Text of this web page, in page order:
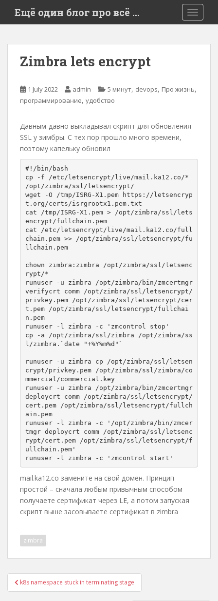
i
Ещё один блог про всё …
Zimbra lets encrypt
1 July 2022 admin 5 минут, devops, Про жизнь,
программирование, удобство
Давным-давно выкладывал скрипт для обновления
SSL у зимбры. С тех пор прошло много времени,
поэтому капельку обновил
#!/bin/bash
cp -f /etc/letsencrypt/live/mail.ka12.co/*
/opt/zimbra/ssl/letsencrypt/
wget -O /tmp/ISRG-X1.pem https://letsencryp
t.org/certs/isrgrootx1.pem.txt
cat /tmp/ISRG-X1.pem > /opt/zimbra/ssl/lets
encrypt/fullchain.pem
cat /etc/letsencrypt/live/mail.ka12.co/full
chain.pem >> /opt/zimbra/ssl/letsencrypt/fu
llchain.pem
chown zimbra:zimbra /opt/zimbra/ssl/letsenc
rypt/*
runuser -u zimbra /opt/zimbra/bin/zmcertmgr
verifycrt comm /opt/zimbra/ssl/letsencrypt/
privkey.pem /opt/zimbra/ssl/letsencrypt/cer
t.pem /opt/zimbra/ssl/letsencrypt/fullchai
n.pem
runuser -l zimbra -c 'zmcontrol stop'
cp -a /opt/zimbra/ssl/zimbra /opt/zimbra/ss
l/zimbra.`date "+%Y%m%d"`
runuser -u zimbra cp /opt/zimbra/ssl/letsen
crypt/privkey.pem /opt/zimbra/ssl/zimbra/co
mmercial/commercial.key
runuser -u zimbra /opt/zimbra/bin/zmcertmgr
deploycrt comm /opt/zimbra/ssl/letsencrypt/
cert.pem /opt/zimbra/ssl/letsencrypt/fullch
ain.pem
runuser -l zimbra -c '/opt/zimbra/bin/zmcer
tmgr deploycrt comm /opt/zimbra/ssl/letsenc
rypt/cert.pem /opt/zimbra/ssl/letsencrypt/f
ullchain.pem'
mail.ka12.co замените на свой домен. Принцип
простой – сначала любым привычным способом
получаете сертификат через LE, а потом запуская
скрипт выше засовываете сертификат в zimbra
zimbra
Post
navigation
k8s namespace stuck in terminating stage